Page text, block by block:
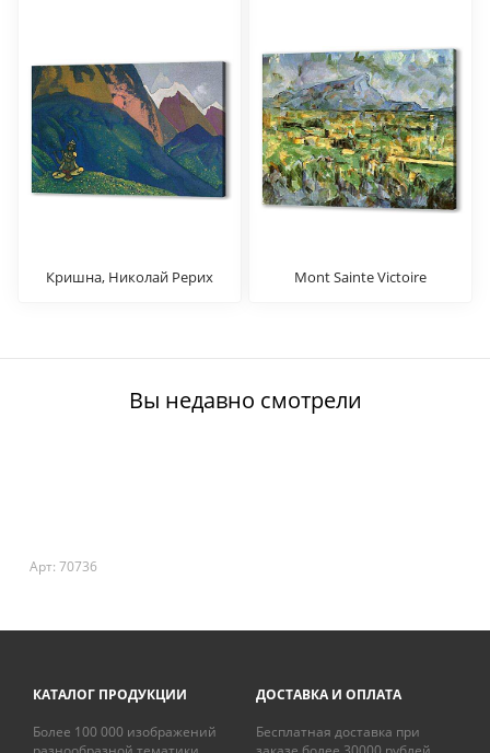
Кришна, Николай Рерих Mont Sainte Victoire
Вы недавно смотрели
Арт: 70736
КАТАЛОГ ПРОДУКЦИИ
Более 100 000 изображений
ДОСТАВКА И ОПЛАТА
Бесплатная доставка при